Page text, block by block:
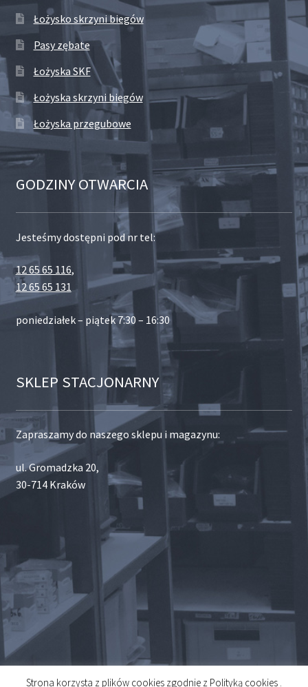
Łożysko skrzyni biegów
Pasy zębate
Łożyska SKF
Łożyska skrzyni biegów
Łożyska przegubowe
GODZINY OTWARCIA
Jesteśmy dostępni pod nr tel:
12 65 65 116,
12 65 65 131
poniedziałek – piątek 7:30 – 16:30
SKLEP STACJONARNY
Zapraszamy do naszego sklepu i magazynu:
ul. Gromadzka 20,
30-714 Kraków
Strona korzysta z plików cookies zgodnie z Polityką cookies .